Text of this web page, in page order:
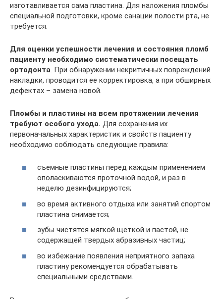
изготавливается сама пластина. Для наложения пломбы
специальной подготовки, кроме санации полости рта, не
требуется.
Для оценки успешности лечения и состояния пломб
пациенту необходимо систематически посещать
ортодонта . При обнаружении некритичных повреждений
накладки, проводится ее корректировка, а при обширных
дефектах – замена новой.
Пломбы и пластины на всем протяжении лечения
требуют особого ухода. Для сохранения их
первоначальных характеристик и свойств пациенту
необходимо соблюдать следующие правила:
съемные пластины перед каждым применением
ополаскиваются проточной водой, и раз в
неделю дезинфицируются;
во время активного отдыха или занятий спортом
пластина снимается;
зубы чистятся мягкой щеткой и пастой, не
содержащей твердых абразивных частиц;
во избежание появления неприятного запаха
пластину рекомендуется обрабатывать
специальными средствами.